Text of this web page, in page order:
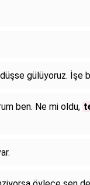
gülüyoruz. İşe
ben. Ne mi oldu,